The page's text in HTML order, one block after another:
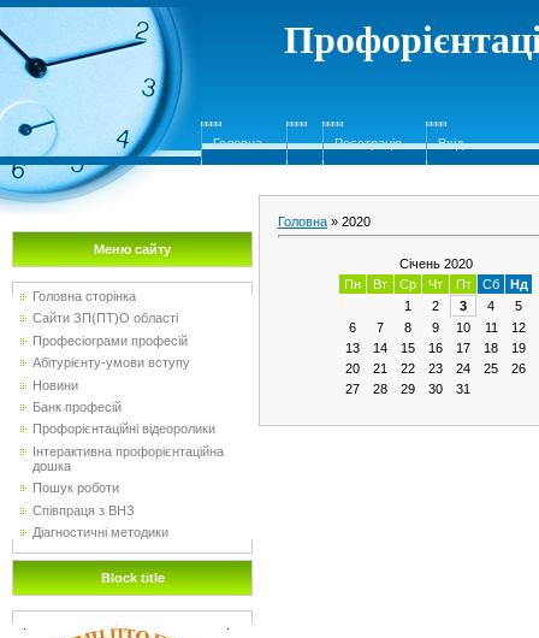
Головна Реєстрація Вхід
Меню сайту
Головна сторінка
Сайти ЗП(ПТ)О області
Професіограми професій
Абітурієнту-умови вступу
Новини
Банк професій
Профорієнтаційні відеоролики
Інтерактивна профорієнтаційна
дошка
Пошук роботи
Співпраця з ВНЗ
Діагностичні методики
Block title
Головна » 2020
Січень 2020
Пн
Вт Ср Чт Пт Сб
Нд
1
2 3 4
5
6
7 8 9 10 11
12
13
14 15 16 17 18
19
20
21 22 23 24 25
26
27
28 29 30 31